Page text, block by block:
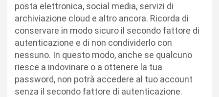
posta elettronica, social media, servizi di
archiviazione cloud e altro ancora. Ricorda di
conservare in modo sicuro il secondo fattore di
autenticazione e di non condividerlo con
nessuno. In questo modo, anche se qualcuno
riesce a indovinare o a ottenere la tua
password, non potrà accedere al tuo account
senza il secondo fattore di autenticazione.